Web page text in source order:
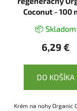
Coconut - 100
📦 Skladom
6,29 €
DO KOŠÍKA
Krém na nohy Organic